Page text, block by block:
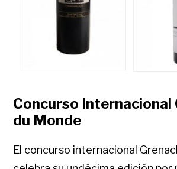
Concurso Internacional
du Monde
El concurso internacional